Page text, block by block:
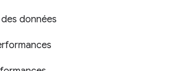
données